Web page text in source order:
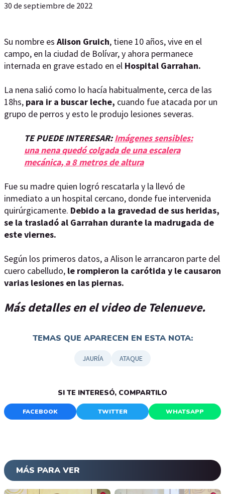
30 de septiembre de 2022
Su nombre es Alison Gruich, tiene 10 años, vive en el
campo, en la ciudad de Bolívar, y ahora permanece
internada en grave estado en el Hospital Garrahan.
La nena salió como lo hacía habitualmente, cerca de las
18hs, para ir a buscar leche, cuando fue atacada por un
grupo de perros y esto le produjo lesiones severas.
TE PUEDE INTERESAR:Imágenes sensibles:
una nena quedó colgada de una escalera
mecánica, a 8 metros de altura
Fue su madre quien logró rescatarla y la llevó de
inmediato a un hospital cercano, donde fue intervenida
quirúrgicamente. Debido a la gravedad de sus heridas,
se la trasladó al Garrahan durante la madrugada de
este viernes.
Según los primeros datos, a Alison le arrancaron parte del
cuero cabelludo, le rompieron la carótida y le causaron
varias lesiones en las piernas.
Más detalles en el video de Telenueve.
TEMAS QUE APARECEN EN ESTA NOTA:
JAURÍA ATAQUE
SI TE INTERESÓ, COMPARTILO
FACEBOOK TWITTER WHATSAPP
MÁS PARA VER